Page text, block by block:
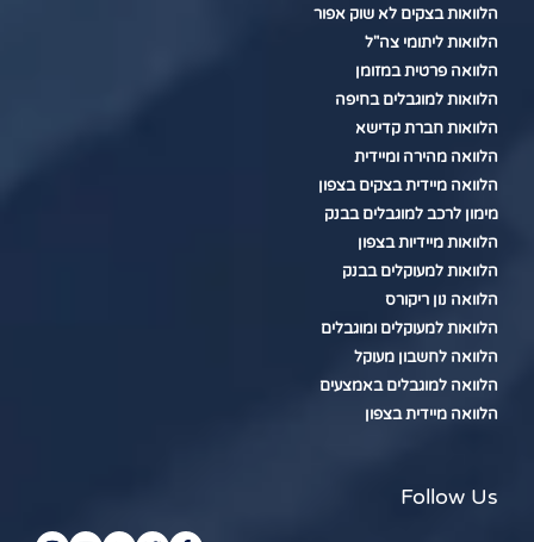
הלוואות בצקים לא שוק אפור
הלוואות ליתומי צה"ל
הלוואה פרטית במזומן
הלוואות למוגבלים בחיפה
הלוואות חברת קדישא
הלוואה מהירה ומיידית
הלוואה מיידית בצקים בצפון
מימון לרכב למוגבלים בבנק
הלוואות מיידיות בצפון
הלוואות למעוקלים בבנק
הלוואה נון ריקורס
הלוואות למעוקלים ומוגבלים
הלוואה לחשבון מעוקל
הלוואה למוגבלים באמצעים
הלוואה מיידית בצפון
Follow Us